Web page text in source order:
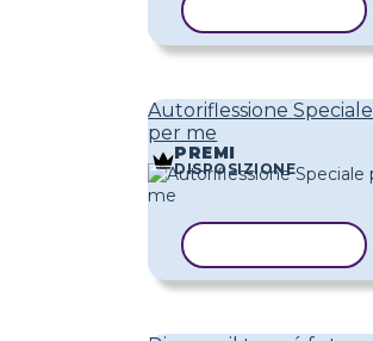
Autoriflessione Speciale
per me
PREMI
DISPOSIZIONE